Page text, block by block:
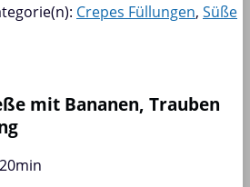
Crepes Füllungen, Süße
mit Bananen, Trauben